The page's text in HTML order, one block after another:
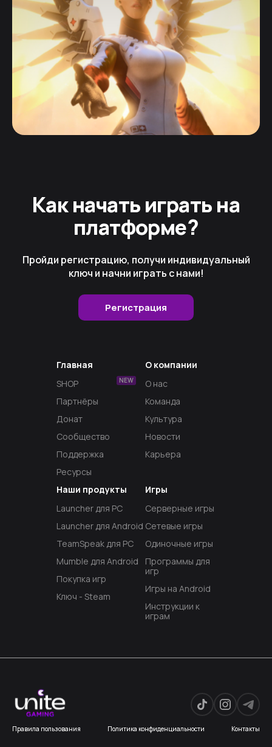
Как начать играть на
платформе?
Пройди регистрацию, получи индивидуальный
ключ и начни играть с нами!
Регистрация
Главная
SHOP
NEW
Партнёры
Донат
Сообщество
Поддержка
Ресурсы
Наши продукты
Launcher для PC
Launcher для Android
TeamSpeak для PC
Mumble для Android
Покупка игр
Ключ - Steam
Игры
Серверные игры
Сетевые игры
Одиночные игры
Программы для
игр
Игры на Android
Инструкции к
играм
О компании
О нас
Команда
Культура
Новости
Карьера
Правила пользования Политика конфиденциальности Контакты